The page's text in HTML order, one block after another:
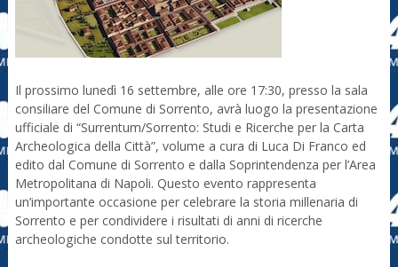
Il prossimo lunedì 16 settembre, alle ore 17:30, presso la sala
consiliare del Comune di Sorrento, avrà luogo la presentazione
ufficiale di “Surrentum/Sorrento: Studi e Ricerche per la Carta
Archeologica della Città”, volume a cura di Luca Di Franco ed
edito dal Comune di Sorrento e dalla Soprintendenza per l’Area
Metropolitana di Napoli. Questo evento rappresenta
un’importante occasione per celebrare la storia millenaria di
Sorrento e per condividere i risultati di anni di ricerche
archeologiche condotte sul territorio.